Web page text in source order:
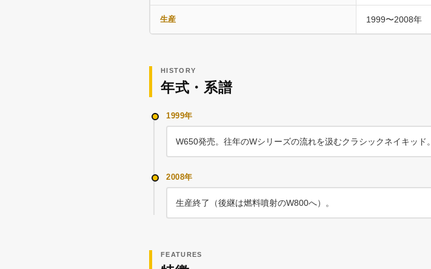
生産 1999〜2008年
HISTORY
年式・系譜
1999年
W650発売。往年のWシリーズの流れを汲むクラシックネイキッド。
2008年
生産終了（後継は燃料噴射のW800へ）。
FEATURES